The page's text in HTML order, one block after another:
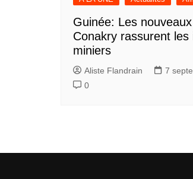
Guinée: Les
Conakry rassurent les
miniers
Aliste Flandrain
7
0